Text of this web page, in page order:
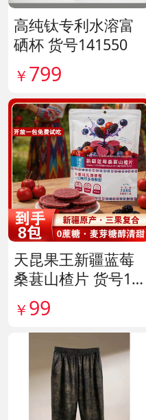
高纯钛专利水溶富
硒杯 货号141550
￥ 799
天昆果王新疆蓝莓
桑葚山楂片 货号14
1817
￥ 99